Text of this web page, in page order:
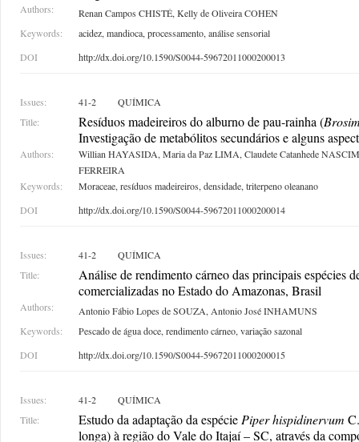
Authors:
Renan Campos CHISTÉ, Kelly de Oliveira COHEN
Keywords:
acidez, mandioca, processamento, análise sensorial
DOI
http://dx.doi.org/10.1590/S0044-59672011000200013
Issues: 41-2
QUÍMICA
Title:
Resíduos madeireiros do alburno de pau-rainha (
Investigação de metabólitos secundários e alguns
Authors:
Willian HAYASIDA, Maria da Paz LIMA, Claudete Catanhede
FERREIRA
Keywords:
Moraceae, resíduos madeireiros, densidade, triterpeno oleanano
DOI
http://dx.doi.org/10.1590/S0044-59672011000200014
Issues: 41-2
QUÍMICA
Title:
Análise de rendimento cárneo das principais espécies
comercializadas no Estado do Amazonas, Brasil
Authors:
Antonio Fábio Lopes de SOUZA, Antonio José INHAMUNS
Keywords:
Pescado de água doce, rendimento cárneo, variação sazonal
DOI
http://dx.doi.org/10.1590/S0044-59672011000200015
Issues: 41-2
QUÍMICA
Title:
Estudo da adaptação da espécie Piper hispidinervum
longa) à região do Vale do Itajaí – SC, através da